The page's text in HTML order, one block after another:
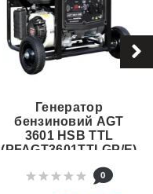
Генератор
бензиновий AGT
3601 HSB TTL
(PFAGT3601TTLGP/E)
0